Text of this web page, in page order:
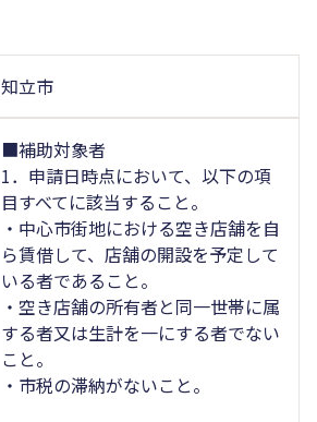
知立市
■補助対象者
1．申請日時点において、以下の項
目すべてに該当すること。
・中心市街地における空き店舗を自
ら賃借して、店舗の開設を予定して
いる者であること。
・空き店舗の所有者と同一世帯に属
する者又は生計を一にする者でない
こと。
・市税の滞納がないこと。